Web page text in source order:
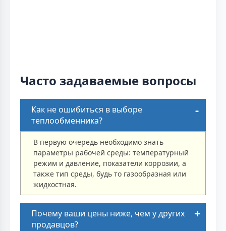
Часто задаваемые вопросы
Как не ошибиться в выборе
теплообменника?
В первую очередь необходимо знать
параметры рабочей среды: температурный
режим и давление, показатели коррозии, а
также тип среды, будь то газообразная или
жидкостная.
Почему ваши цены ниже, чем у других
продавцов?